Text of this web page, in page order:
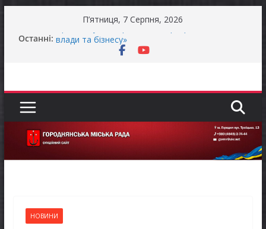
П’ятниця, 7 Серпня, 2026
Останні: Продовжується реалізація програми «Діалог
влади та бізнесу»
громади справжньою літньою спекою
присудження Премії Кабінету Міністрів України
за вагомий внесок у забезпечення
енергетичної стійкості України
До уваги представників бізнесу!
НОВИНИ